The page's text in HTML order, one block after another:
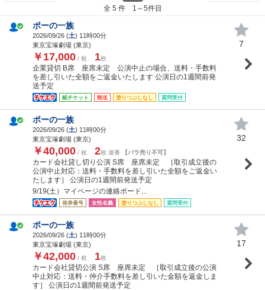
全 5 件 1～5件目
ポーの一族
2026/09/26 (土) 11時00分
東京宝塚劇場 (東京)
￥17,000 / 枚 1枚
企業貸切 B席 座席未定 公演中止の場合、送料・手数料
を差し引いた全額をご返金いたします 公演日の1週間前発
送予定
紙チケット 郵送 塗りつぶしなし 質問受付
7
ポーの一族
2026/09/26 (土) 11時00分
東京宝塚劇場 (東京)
￥40,000 / 枚 2枚 連番 【バラ売り不可】
カード会社貸し切り公演 S席 座席未定 ［取引成立後の
公演中止対応：送料・手数料を差し引いた全額をご返金い
たします］ 公演日の1週間前発送予定
9/19(土）マイページの連絡ボード...
発券番号 女性名義 塗りつぶしなし 質問受付
32
ポーの一族
2026/09/26 (土) 11時00分
東京宝塚劇場 (東京)
￥42,000 / 枚 1枚
カード会社貸切公演 S席 座席未定 ［取引成立後の公演
中止対応：送料・仲介手数料を差し引いた金額を返金しま
す］ 公演日の1週間前発送予定
17